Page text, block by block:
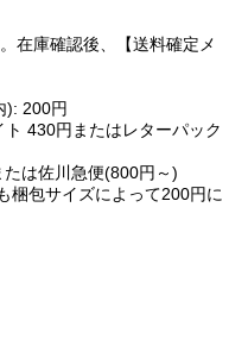
在庫確認後、【送料確定メ
): 200円
430円またはレターパック
たは佐川急便(800円～)
包サイズによって200円に